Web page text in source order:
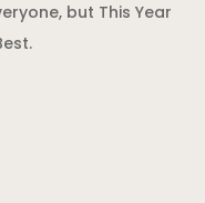
but This Year